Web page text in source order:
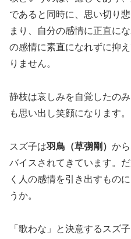
であると同時に、思い切り
まり、自分の感情に正直に
の感情に素直になれずに抑
りません。
静枝は哀しみを自覚したの
も思い出し笑顔になります。
スズ子は羽鳥（草彅剛） か
バイスされてきています。
く人の感情を引き出すもの
うか。
「歌わな」と決意するスズ